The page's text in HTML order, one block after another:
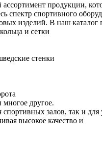
продукции,
спектр спортивного
изделий. В наш каталог
и сетки
стенки
многое другое.
залов, так и
высокое качество и